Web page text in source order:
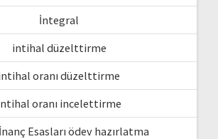
İntegral
intihal düzelttirme
oranı düzelttirme
oranı incelettirme
Esasları ödev hazırlatma